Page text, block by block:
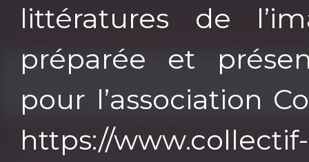
littératures de
préparée et
pour l’association
https://